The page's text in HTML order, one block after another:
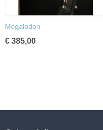
Megalodon
€ 385,00